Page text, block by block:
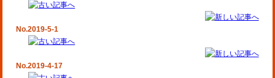
No.2019-5-1
No.2019-4-17